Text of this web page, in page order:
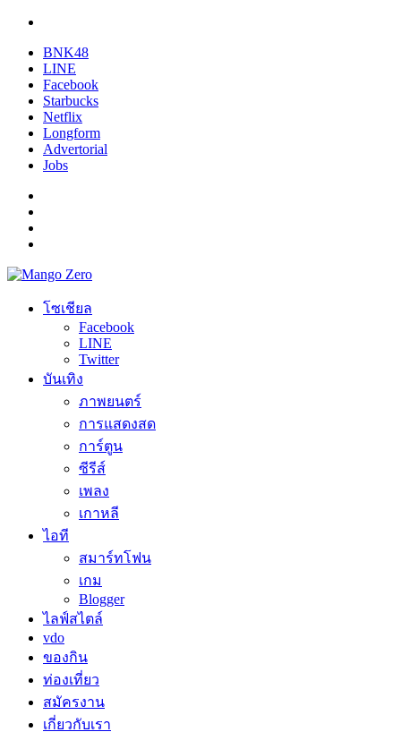
BNK48
LINE
Facebook
Starbucks
Netflix
Longform
Advertorial
Jobs
โซเชียล
Facebook
LINE
Twitter
บันเทิง
ภาพยนตร์
การแสดงสด
การ์ตูน
ซีรีส์
เพลง
เกาหลี
ไอที
สมาร์ทโฟน
เกม
Blogger
ไลฟ์สไตล์
vdo
ของกิน
ท่องเที่ยว
สมัครงาน
เกี่ยวกับเรา